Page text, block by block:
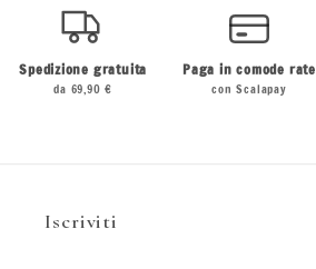
Spedizione gratuita
da 69,90 €
Paga in comode rate
con Scalapay
Iscriviti